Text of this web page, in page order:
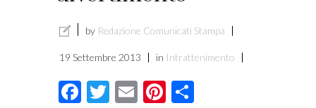
by Redazione Comunicati Stampa
19 Settembre 2013 in Intrattenimento
Facebook
Twitter
EmailPinterest